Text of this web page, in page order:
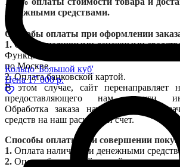
денежными средствами.
Способы оплаты при оформлении
1.Оплата наличными денежными
Функция доступна при условии
по Москве.
2.Оплата банковской картой.
В этом случае, сайт перенаправляет
предоставляющего нам услуги
Обработка заказа начинается после
средств на наш расчетный счет.
Способы оплаты при совершении
1. Оплата наличными денежными
2. Оплата банковской картой.
Кольцо 'Большой куб'
Цена 17 000 р.